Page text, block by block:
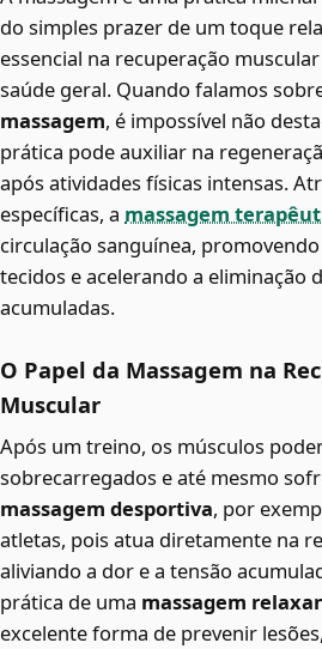
do simples prazer de um toque
essencial na recuperação
saúde geral. Quando falamos
massagem, é impossível não
prática pode auxiliar na
após atividades físicas intensas.
específicas, a massagem
circulação sanguínea,
tecidos e acelerando a eliminação
acumuladas.
O Papel da Massagem na
Muscular
Após um treino, os músculos
sobrecarregados e até mesmo
massagem desportiva, por
atletas, pois atua diretamente na
aliviando a dor e a tensão
prática de uma massagem
excelente forma de prevenir